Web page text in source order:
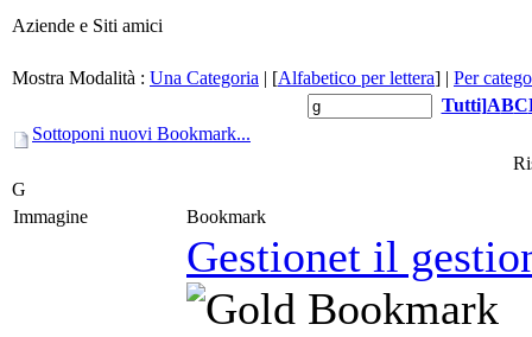
Aziende e Siti amici
Mostra Modalità : Una Categoria | [Alfabetico per lettera] | Per
Tutti]ABC
Sottoponi nuovi Bookmark...
G
Immagine
Bookmark
Gestionet il